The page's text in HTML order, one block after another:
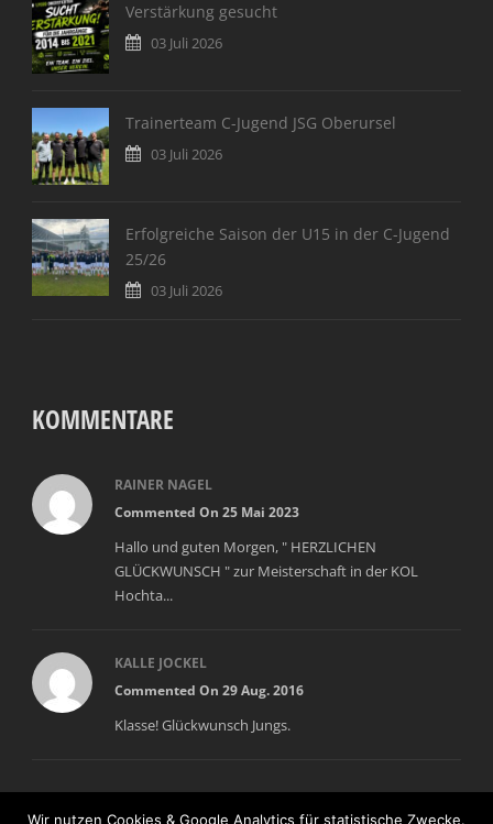
Verstärkung gesucht
03 Juli 2026
Trainerteam C-Jugend JSG Oberursel
03 Juli 2026
Erfolgreiche Saison der U15 in der C-Jugend
25/26
03 Juli 2026
KOMMENTARE
RAINER NAGEL
Commented On 25 Mai 2023
Hallo und guten Morgen, " HERZLICHEN
GLÜCKWUNSCH " zur Meisterschaft in der KOL
Hochta...
KALLE JOCKEL
Commented On 29 Aug. 2016
Klasse! Glückwunsch Jungs.
Wir nutzen Cookies & Google Analytics für statistische Zwecke.